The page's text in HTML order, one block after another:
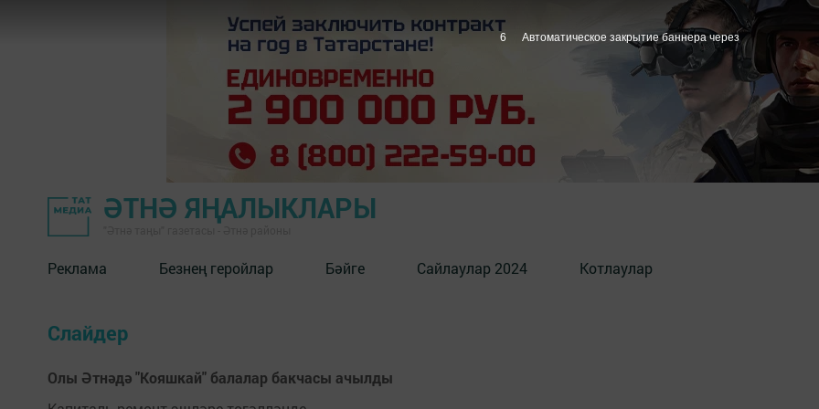
ӘТНӘ ЯҢАЛЫКЛАРЫ
Реклама Безнең геройлар Бәйге Сайлаулар 2024 Котлаулар
Слайдер
Олы Әтнәдә "Кояшкай" балалар бакчасы ачылды
5 Автоматическое закрытие баннера через